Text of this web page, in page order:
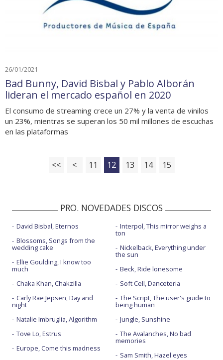
26/01/2021
Bad Bunny, David Bisbal y Pablo Alborán
lideran el mercado español en 2020
El consumo de streaming crece un 27% y la venta de vinilos
un 23%, mientras se superan los 50 mil millones de escuchas
en las plataformas
<< < 11 12 13 14 15
PRO. NOVEDADES DISCOS
David Bisbal, Eternos
Blossoms, Songs from the
wedding cake
Ellie Goulding, I know too
much
Chaka Khan, Chakzilla
Carly Rae Jepsen, Day and
night
Natalie Imbruglia, Algorithm
Tove Lo, Estrus
Europe, Come this madness
Interpol, This mirror weighs a
ton
Nickelback, Everything under
the sun
Beck, Ride lonesome
Soft Cell, Danceteria
The Script, The user's guide to
being human
Jungle, Sunshine
The Avalanches, No bad
memories
Sam Smith, Hazel eyes